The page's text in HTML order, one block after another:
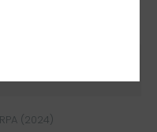
(2024)